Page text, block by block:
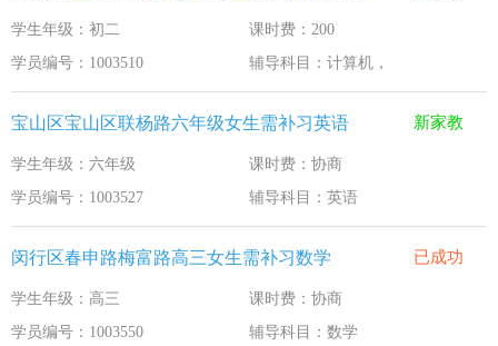
学生年级：初二
课时费：200
学员编号：1003510
辅导科目：计算机，
宝山区宝山区联杨路六年级女生需补习英语 新家教
学生年级：六年级
课时费：协商
学员编号：1003527
辅导科目：英语
闵行区春申路梅富路高三女生需补习数学 已成功
学生年级：高三
课时费：协商
学员编号：1003550
辅导科目：数学